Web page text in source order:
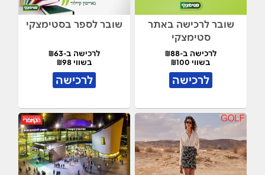
שובר לרכישה באתר
סטימצקי
לרכישה ב-₪88
בשווי ₪100
לרכישה
שובר לספר בסטימצקי
לרכישה ב-₪63
בשווי ₪98
לרכישה